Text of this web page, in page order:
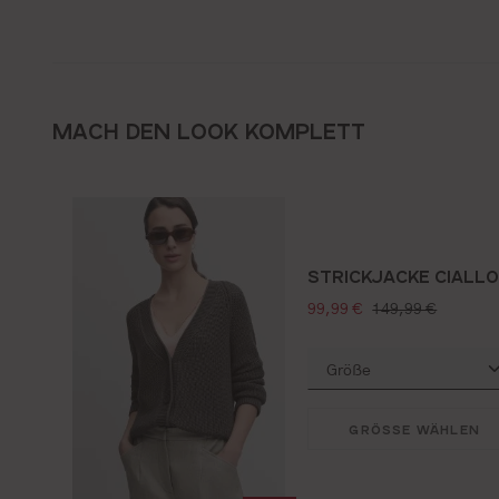
MACH DEN LOOK KOMPLETT
STRICKJACKE CIALLO
verkaufspreis:
99,99 € regulärer preis:
149,99 €
GRÖSSE WÄHLEN